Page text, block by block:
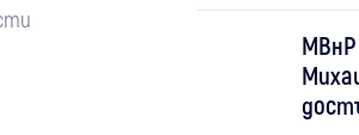
МВнР